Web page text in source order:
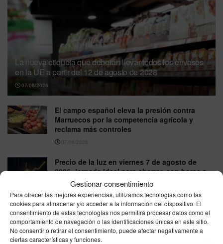
Gestionar consentimiento
Para ofrecer las mejores experiencias, utilizamos tecnologías como las
cookies para almacenar y/o acceder a la información del dispositivo. El
consentimiento de estas tecnologías nos permitirá procesar datos como el
comportamiento de navegación o las identificaciones únicas en este sitio.
No consentir o retirar el consentimiento, puede afectar negativamente a
ciertas características y funciones.
La nueva etiqueta que deberán llevar todos los envases
en la UE a partir del 12 de agosto de 2028
07/08/2026
El campo español eleva la presión contra
Marruecos por la competencia agrícola y
reclama más controles
07/08/2026
Precio de la luz en viernes 7 de agosto de
2026: jornada ideal para ahorrar, con horas a
precios mínimos
07/08/2026
precio gasolina Ceuta: viernes 7 de agosto de
2026, repaso de las tarifas más bajas y caras
07/08/2026